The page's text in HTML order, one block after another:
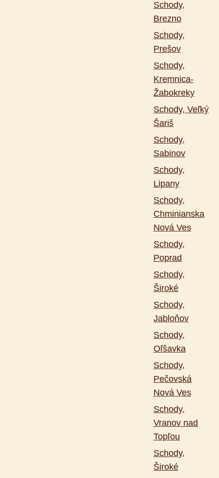
Schody,
Brezno
Schody,
Prešov
Schody,
Kremnica-
Žabokreky
Schody, Veľký
Šariš
Schody,
Sabinov
Schody,
Lipany
Schody,
Chminianska
Nová Ves
Schody,
Poprad
Schody,
Široké
Schody,
Jabloňov
Schody,
Oľšavka
Schody,
Pečovská
Nová Ves
Schody,
Vranov nad
Topľou
Schody,
Široké